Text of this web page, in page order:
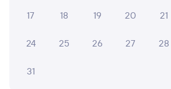
Онлайн-возврат билетов без
17 18 19 20 21
24 25 26 27 28
31